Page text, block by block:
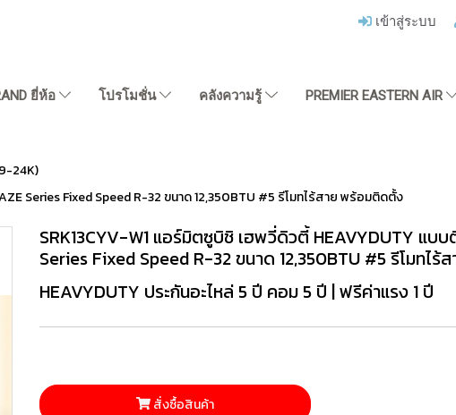
เข้าสู่ระบบ
ยี่ห้อ โปรโมชั่น คลังความรู้ PREMIER EASTERN AIR
24K)
Series Fixed Speed R-32 ขนาด 12,350BTU #5 รีโมทไร้สาย พร้อมติดตั้ง
SRK13CYV-W1 แอร์มิตซูบิชิ เฮพวี่ดิวตี้ HEAVYDUTY แบ
Series Fixed Speed R-32 ขนาด 12,350BTU #5 รีโมทไ
HEAVYDUTY ประกันอะไหล่ 5 ปี คอม 5 ปี | ฟรีค่าแรง 1 ปี
สั่งซื้อสินค้า